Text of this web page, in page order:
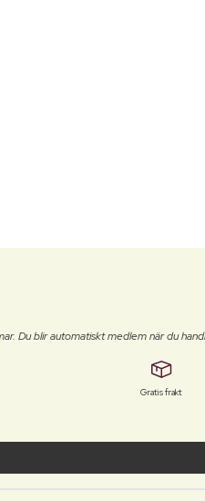
Du blir automatiskt medlem när du
Gratis frakt